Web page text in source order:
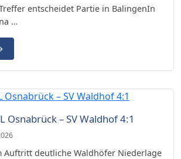
entscheidet Partie in BalingenIn
…
Osnabrück – SV Waldhof 4:1
Auftritt deutliche Waldhöfer Niederlage